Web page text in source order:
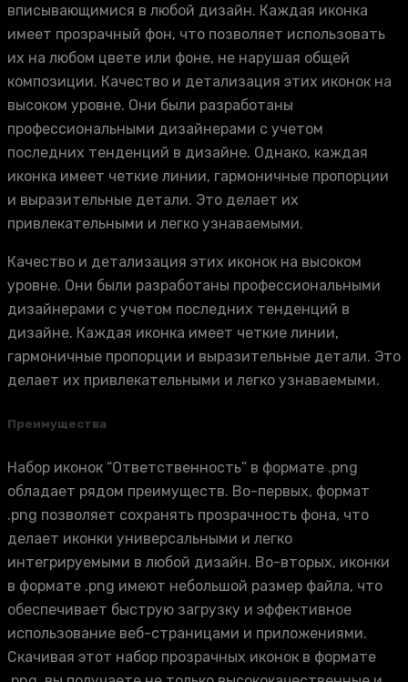
вписывающимися в любой дизайн. Каждая иконка
имеет прозрачный фон, что позволяет использовать
их на любом цвете или фоне, не нарушая общей
композиции. Качество и детализация этих иконок на
высоком уровне. Они были разработаны
профессиональными дизайнерами с учетом
последних тенденций в дизайне. Однако, каждая
иконка имеет четкие линии, гармоничные пропорции
и выразительные детали. Это делает их
привлекательными и легко узнаваемыми.
Качество и детализация этих иконок на высоком
уровне. Они были разработаны профессиональными
дизайнерами с учетом последних тенденций в
дизайне. Каждая иконка имеет четкие линии,
гармоничные пропорции и выразительные детали. Это
делает их привлекательными и легко узнаваемыми.
Преимущества
Набор иконок “Ответственность” в формате .png
обладает рядом преимуществ. Во-первых, формат
.png позволяет сохранять прозрачность фона, что
делает иконки универсальными и легко
интегрируемыми в любой дизайн. Во-вторых, иконки
в формате .png имеют небольшой размер файла, что
обеспечивает быструю загрузку и эффективное
использование веб-страницами и приложениями.
Скачивая этот набор прозрачных иконок в формате